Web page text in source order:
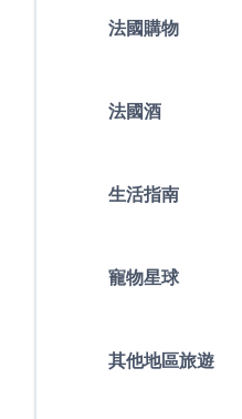
法國購物
法國酒
生活指南
寵物星球
其他地區旅遊